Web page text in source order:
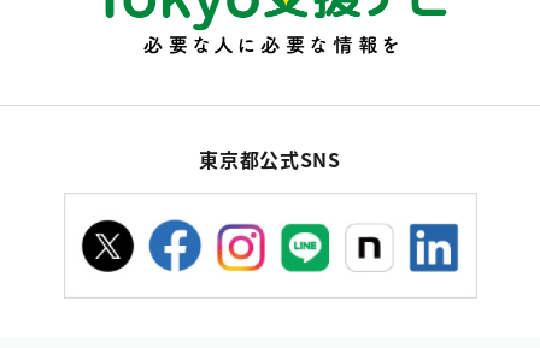
東京都公式SNS